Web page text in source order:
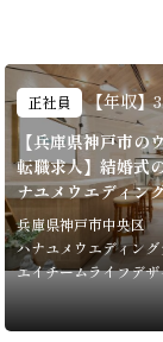
正社員
【年収】
【兵庫県神戸市の
転職求人】結婚式
ナユメウエディン
店」
兵庫県神戸市中央区
ハナユメウエディン
エイチームライフデザ